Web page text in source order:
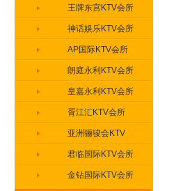
王牌东宫KTV会所
神话娱乐KTV会所
AP国际KTV会所
朗庭永利KTV会所
皇嘉永利KTV会所
胥江汇KTV会所
亚洲骊骏会KTV
君临国际KTV会所
金钻国际KTV会所